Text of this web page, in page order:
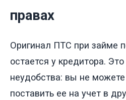
правах
Оригинал ПТС при займе
остается у кредитора.
неудобства: вы не
поставить ее на учет в